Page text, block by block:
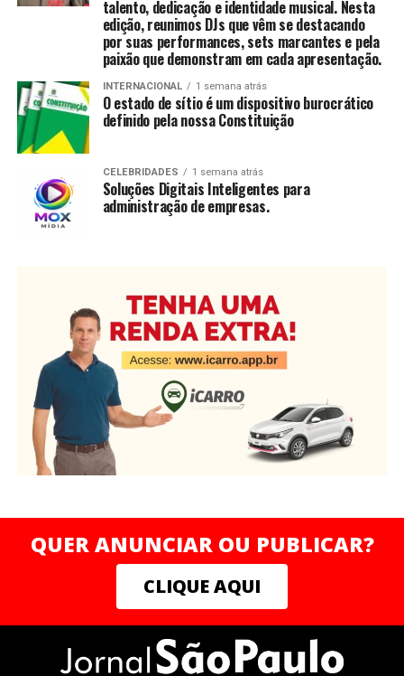
talento, dedicação e identidade musical. Nesta
edição, reunimos DJs que vêm se destacando
por suas performances, sets marcantes e pela
paixão que demonstram em cada apresentação.
INTERNACIONAL 1 semana atrás
O estado de sítio é um dispositivo burocrático
definido pela nossa Constituição
CELEBRIDADES 1 semana atrás
Soluções Digitais Inteligentes para
administração de empresas.
QUER ANUNCIAR OU PUBLICAR?
CLIQUE AQUI